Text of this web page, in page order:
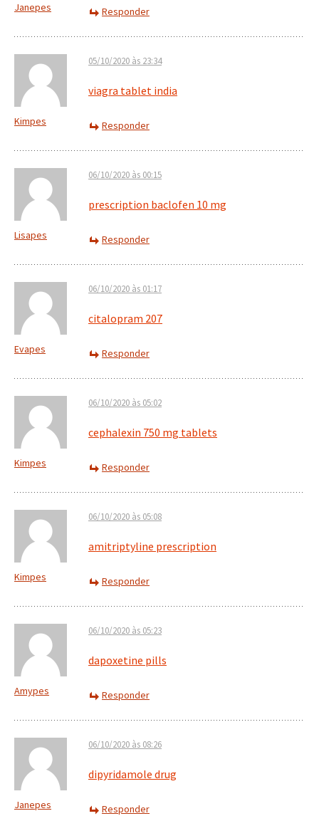
Janepes Responder
Kimpes
05/10/2020 às 23:34
viagra tablet india
Responder
Lisapes
06/10/2020 às 00:15
prescription baclofen 10 mg
Responder
Evapes
06/10/2020 às 01:17
citalopram 207
Responder
Kimpes
06/10/2020 às 05:02
cephalexin 750 mg tablets
Responder
Kimpes
06/10/2020 às 05:08
amitriptyline prescription
Responder
Amypes
06/10/2020 às 05:23
dapoxetine pills
Responder
Janepes
06/10/2020 às 08:26
dipyridamole drug
Responder